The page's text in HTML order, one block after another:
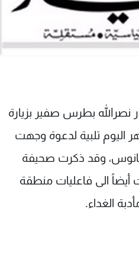
نصرالله بطرس صفير بزيارة
تلبية لدعوة وجهت
وقد ذكرت صحيفة
أيضاً الى فاعليات منطقة
الغداء.
معنا
الإسـتخدام
الخصوصية